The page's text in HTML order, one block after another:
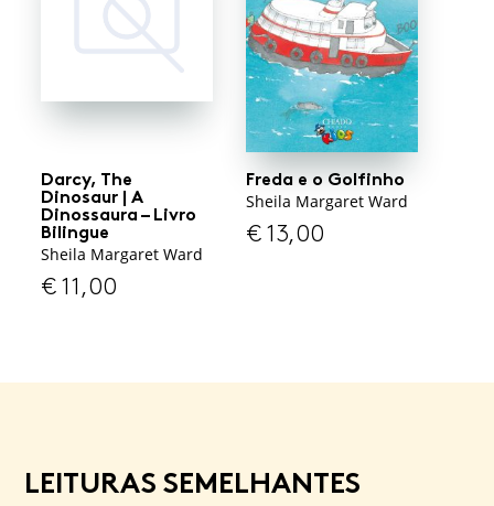
Darcy, The
Dinosaur | A
Dinossaura – Livro
Bilingue
Sheila Margaret Ward
€11,00
Freda e o Golfinho
Sheila Margaret Ward
€13,00
LEITURAS SEMELHANTES